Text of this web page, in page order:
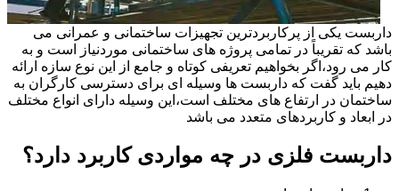
داربست یکی از پرکاربردترین تجهیزات ساختمانی و عمرانی می
باشد که تقریباً در تمامی پروژه های ساختمانی موردنیاز است و به
کار می رود،اگر بخواهیم تعریفی کوتاه و جامع از این نوع سازه ارائه
دهیم باید گفت که داربست ها وسیله ای برای دسترسی کارگران به
ساختمان در ارتفاع های مختلف است،این وسیله دارای انواع مختلف
در ابعاد و کاربردهای متعدد می باشد
داربست فلزی در چه مواردی کاربرد دارد؟